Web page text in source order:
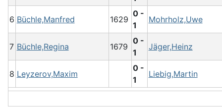
6 Büchle,Manfred 1629
0 -
1
Mohrholz,Uwe
7 Büchle,Regina 1679
0 -
1
Jäger,Heinz
8 Leyzerov,Maxim
0 -
1
Liebig,Martin